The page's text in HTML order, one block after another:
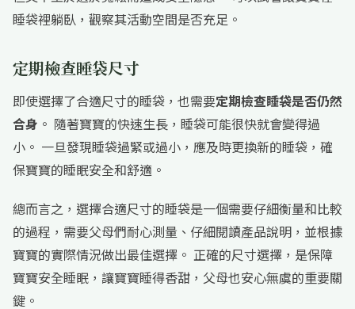
睡袋裡躺臥，觀察其活動空間是否充足。
定期檢查睡袋尺寸
即使選擇了合適尺寸的睡袋，也需要定期檢查睡袋是否仍然
合身 。 隨著寶寶的快速生長，睡袋可能很快就會變得過
小。 一旦發現睡袋過緊或過小，應及時更換新的睡袋，確
保寶寶的睡眠安全和舒適。
總而言之，選擇合適尺寸的睡袋是一個需要仔細衡量和比較
的過程，需要父母們耐心測量、仔細閱讀產品說明，並根據
寶寶的實際情況做出最佳選擇。 正確的尺寸選擇，是保障
寶寶安全睡眠，讓寶寶睡得香甜，父母也安心無虞的重要關
鍵。